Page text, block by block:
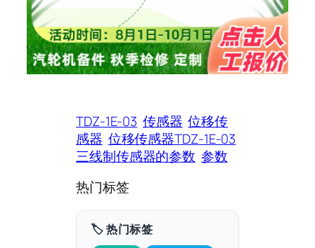
TDZ-1E-03 传感器 位移传
感器 位移传感器TDZ-1E-03
三线制传感器的参数 参数
热门标签
🏷️ 热门标签